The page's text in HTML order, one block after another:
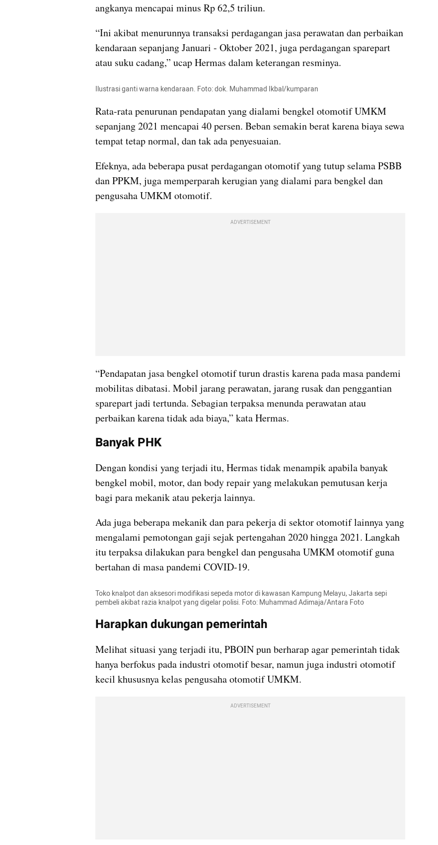
angkanya mencapai minus Rp 62,5 triliun.
“Ini akibat menurunnya transaksi perdagangan jasa perawatan dan perbaikan
kendaraan sepanjang Januari - Oktober 2021, juga perdagangan sparepart
atau suku cadang,” ucap Hermas dalam keterangan resminya.
Ilustrasi ganti warna kendaraan. Foto: dok. Muhammad Ikbal/kumparan
Rata-rata penurunan pendapatan yang dialami bengkel otomotif UMKM
sepanjang 2021 mencapai 40 persen. Beban semakin berat karena biaya sewa
tempat tetap normal, dan tak ada penyesuaian.
Efeknya, ada beberapa pusat perdagangan otomotif yang tutup selama PSBB
dan PPKM, juga memperparah kerugian yang dialami para bengkel dan
pengusaha UMKM otomotif.
ADVERTISEMENT
“Pendapatan jasa bengkel otomotif turun drastis karena pada masa pandemi
mobilitas dibatasi. Mobil jarang perawatan, jarang rusak dan penggantian
sparepart jadi tertunda. Sebagian terpaksa menunda perawatan atau
perbaikan karena tidak ada biaya,” kata Hermas.
Banyak PHK
Dengan kondisi yang terjadi itu, Hermas tidak menampik apabila banyak
bengkel mobil, motor, dan body repair yang melakukan pemutusan kerja
bagi para mekanik atau pekerja lainnya.
Ada juga beberapa mekanik dan para pekerja di sektor otomotif lainnya yang
mengalami pemotongan gaji sejak pertengahan 2020 hingga 2021. Langkah
itu terpaksa dilakukan para bengkel dan pengusaha UMKM otomotif guna
bertahan di masa pandemi COVID-19.
Toko knalpot dan aksesori modifikasi sepeda motor di kawasan Kampung Melayu, Jakarta sepi
pembeli akibat razia knalpot yang digelar polisi. Foto: Muhammad Adimaja/Antara Foto
Harapkan dukungan pemerintah
Melihat situasi yang terjadi itu, PBOIN pun berharap agar pemerintah tidak
hanya berfokus pada industri otomotif besar, namun juga industri otomotif
kecil khususnya kelas pengusaha otomotif UMKM.
ADVERTISEMENT